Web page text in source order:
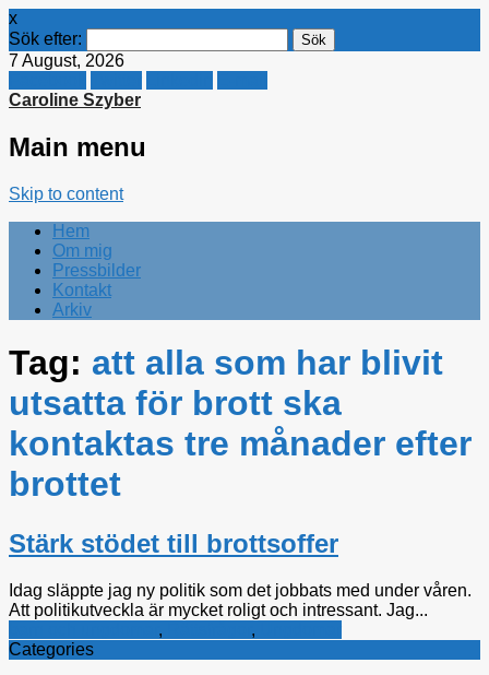
x
Sök efter:
7 August, 2026
Caroline Szyber
Main menu
Skip to content
Hem
Om mig
Pressbilder
Kontakt
Arkiv
Tag: att alla som har blivit
utsatta för brott ska
kontaktas tre månader efter
brottet
Stärk stödet till brottsoffer
Idag släppte jag ny politik som det jobbats med under våren.
Att politikutveckla är mycket roligt och intressant. Jag...
, ,
Categories